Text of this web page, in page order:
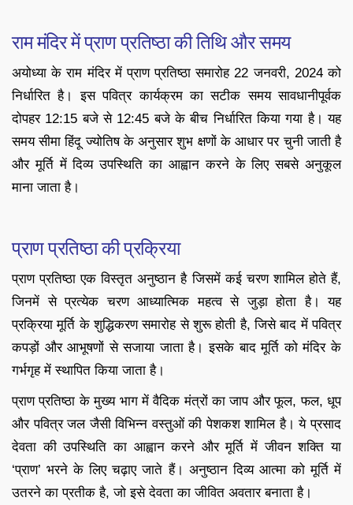
राम मंदिर में प्राण प्रतिष्ठा की तिथि और समय
अयोध्या के राम मंदिर में प्राण प्रतिष्ठा समारोह 22 जनवरी, 2024 को
निर्धारित है। इस पवित्र कार्यक्रम का सटीक समय सावधानीपूर्वक
दोपहर 12:15 बजे से 12:45 बजे के बीच निर्धारित किया गया है। यह
समय सीमा हिंदू ज्योतिष के अनुसार शुभ क्षणों के आधार पर चुनी जाती है
और मूर्ति में दिव्य उपस्थिति का आह्वान करने के लिए सबसे अनुकूल
माना जाता है।
प्राण प्रतिष्ठा की प्रक्रिया
प्राण प्रतिष्ठा एक विस्तृत अनुष्ठान है जिसमें कई चरण शामिल होते हैं,
जिनमें से प्रत्येक चरण आध्यात्मिक महत्व से जुड़ा होता है। यह
प्रक्रिया मूर्ति के शुद्धिकरण समारोह से शुरू होती है, जिसे बाद में पवित्र
कपड़ों और आभूषणों से सजाया जाता है। इसके बाद मूर्ति को मंदिर के
गर्भगृह में स्थापित किया जाता है।
प्राण प्रतिष्ठा के मुख्य भाग में वैदिक मंत्रों का जाप और फूल, फल, धूप
और पवित्र जल जैसी विभिन्न वस्तुओं की पेशकश शामिल है। ये प्रसाद
देवता की उपस्थिति का आह्वान करने और मूर्ति में जीवन शक्ति या
‘प्राण’ भरने के लिए चढ़ाए जाते हैं। अनुष्ठान दिव्य आत्मा को मूर्ति में
उतरने का प्रतीक है, जो इसे देवता का जीवित अवतार बनाता है।